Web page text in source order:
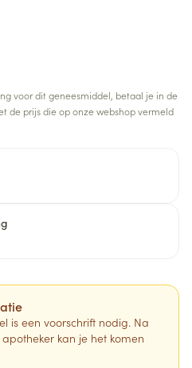
voor dit geneesmiddel, betaal je in de
de prijs die op onze webshop vermeld
is een voorschrift nodig. Na
kan je het komen